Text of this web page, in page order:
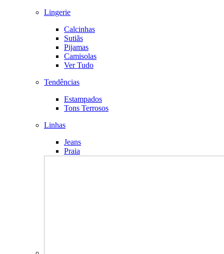
Lingerie
Calcinhas
Sutiãs
Pijamas
Camisolas
Ver Tudo
Tendências
Estampados
Tons Terrosos
Linhas
Jeans
Praia